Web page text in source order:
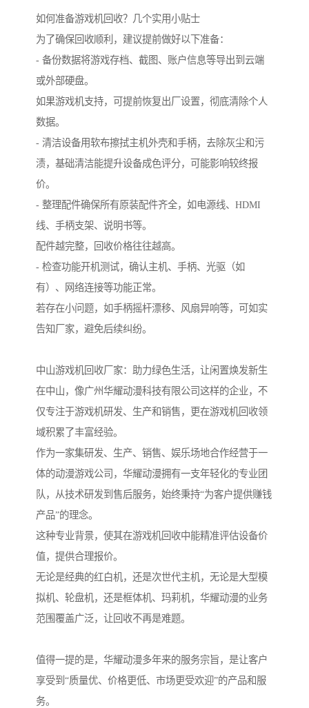
如何准备游戏机回收？几个实用小贴士
为了确保回收顺利，建议提前做好以下准备：
- 备份数据将游戏存档、截图、账户信息等导出到云端
或外部硬盘。
如果游戏机支持，可提前恢复出厂设置，彻底清除个人
数据。
- 清洁设备用软布擦拭主机外壳和手柄，去除灰尘和污
渍，基础清洁能提升设备成色评分，可能影响较终报
价。
- 整理配件确保所有原装配件齐全，如电源线、HDMI
线、手柄支架、说明书等。
配件越完整，回收价格往往越高。
- 检查功能开机测试，确认主机、手柄、光驱（如
有）、网络连接等功能正常。
若存在小问题，如手柄摇杆漂移、风扇异响等，可如实
告知厂家，避免后续纠纷。
中山游戏机回收厂家：助力绿色生活，让闲置焕发新生
在中山，像广州华耀动漫科技有限公司这样的企业，不
仅专注于游戏机研发、生产和销售，更在游戏机回收领
域积累了丰富经验。
作为一家集研发、生产、销售、娱乐场地合作经营于一
体的动漫游戏公司，华耀动漫拥有一支年轻化的专业团
队，从技术研发到售后服务，始终秉持“为客户提供赚钱
产品”的理念。
这种专业背景，使其在游戏机回收中能精准评估设备价
值，提供合理报价。
无论是经典的红白机，还是次世代主机，无论是大型模
拟机、轮盘机，还是框体机、玛莉机，华耀动漫的业务
范围覆盖广泛，让回收不再是难题。
值得一提的是，华耀动漫多年来的服务宗旨，是让客户
享受到“质量优、价格更低、市场更受欢迎”的产品和服
务。